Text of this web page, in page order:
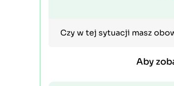
Czy w tej sytuacji masz
Aby